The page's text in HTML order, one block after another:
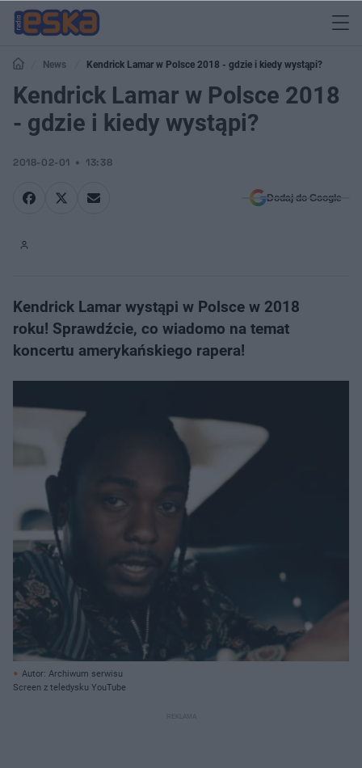
News Kendrick Lamar w Polsce 2018 - gdzie i kiedy wystąpi?
Kendrick Lamar w Polsce 2018
- gdzie i kiedy wystąpi?
2018-02-01 13:38
Dodaj do Google
Kendrick Lamar wystąpi w Polsce w 2018
roku! Sprawdźcie, co wiadomo na temat
koncertu amerykańskiego rapera!
Autor: Archiwum serwisu
Screen z teledysku YouTube